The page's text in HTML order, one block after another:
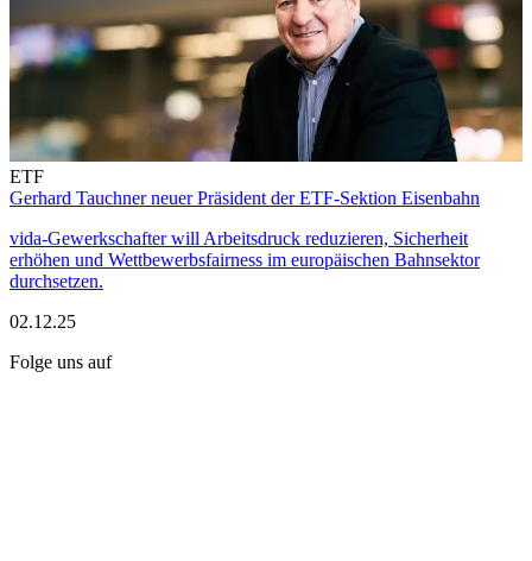
ETF
Gerhard Tauchner neuer Präsident der ETF-Sektion Eisenbahn
vida-Gewerkschafter will Arbeitsdruck reduzieren, Sicherheit
erhöhen und Wettbewerbsfairness im europäischen Bahnsektor
durchsetzen.
02.12.25
Folge uns auf